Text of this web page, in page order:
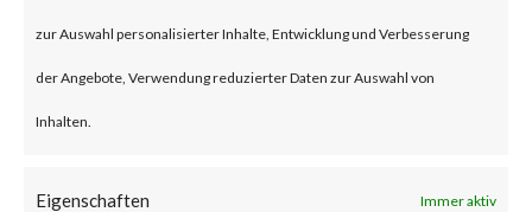
zur Auswahl personalisierter Inhalte, Entwicklung und Verbesserung
der Angebote, Verwendung reduzierter Daten zur Auswahl von
Inhalten.
Eigenschaften Immer aktiv
This is significant because
WinRAR is widely used and CVE-
exploited as a 0-day in April